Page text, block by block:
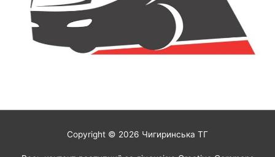
Copyright © 2026 Чигиринська ТГ